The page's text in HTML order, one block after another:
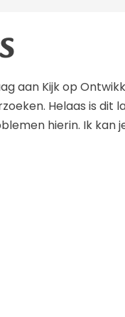
aan Kijk op
Helaas is
hierin. Ik kan